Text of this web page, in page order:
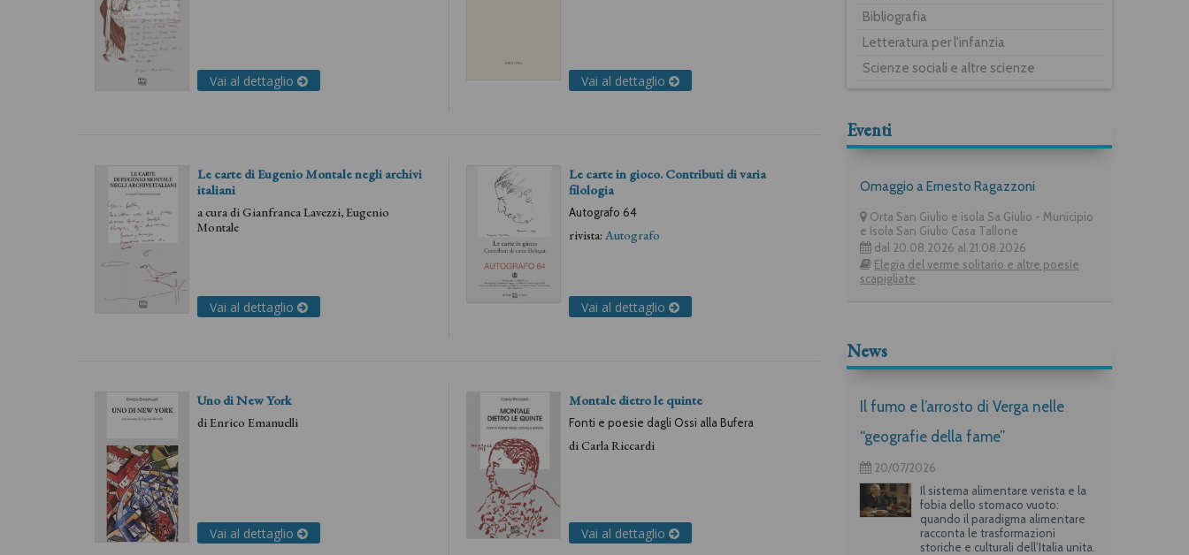
Vai al dettaglio Vai al dettaglio
Le carte di Eugenio Montale negli archivi
italiani
a cura diGianfranca Lavezzi,Eugenio
Montale
Vai al dettaglio
Le carte in gioco. Contributi di varia
filologia
Autografo 64
rivista: Autografo
Vai al dettaglio
Uno di New York
diEnrico Emanuelli
Vai al dettaglio
Montale dietro le quinte
Fonti e poesie dagli Ossi alla Bufera
diCarla Riccardi
Vai al dettaglio
Bibliografia
Letteratura per l'infanzia
Scienze sociali e altre scienze
Eventi
Omaggio a Ernesto Ragazzoni
Orta San Giulio e isola Sa Giulio - Municipio
e Isola San Giulio Casa Tallone
dal 20.08.2026 al 21.08.2026
Elegia del verme solitario e altre poesie
scapigliate
News
Il fumo e l’arrosto di Verga nelle
“geografie della fame”
20/07/2026
Il sistema alimentare verista e la
fobia dello stomaco vuoto:
quando il paradigma alimentare
racconta le trasformazioni
storiche e culturali dell’Italia unita.